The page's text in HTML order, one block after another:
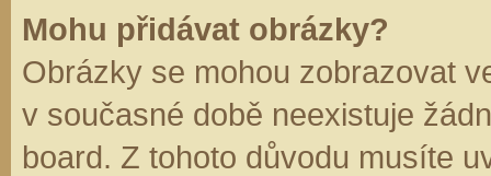
Mohu přidávat obrázky?
Obrázky se mohou zobrazovat
v současné době neexistuje
board. Z tohoto důvodu musíte